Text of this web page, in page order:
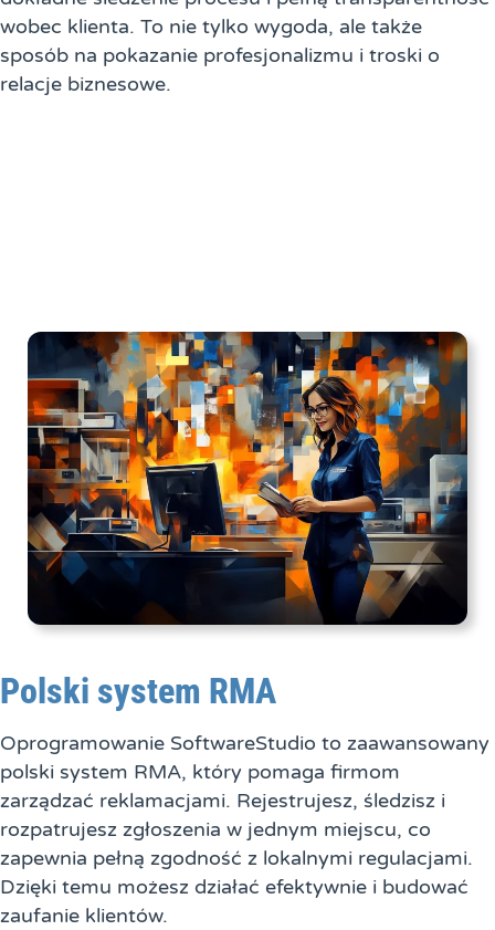
wobec klienta. To nie tylko wygoda, ale także
sposób na pokazanie profesjonalizmu i troski o
relacje biznesowe.
Polski system RMA
Oprogramowanie SoftwareStudio to zaawansowany
polski system RMA, który pomaga firmom
zarządzać reklamacjami. Rejestrujesz, śledzisz i
rozpatrujesz zgłoszenia w jednym miejscu, co
zapewnia pełną zgodność z lokalnymi regulacjami.
Dzięki temu możesz działać efektywnie i budować
zaufanie klientów.